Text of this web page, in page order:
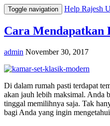
Toggle navigation Help Rajesh
Cara Mendapatkan
admin November 30, 2017
Di dalam rumah pasti terdapat
akan jauh lebih maksimal. Anda
tinggal memilihnya saja. Tak
bagi Anda yang ingin